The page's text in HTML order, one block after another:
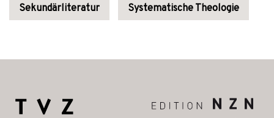
Sekundärliteratur Systematische Theologie